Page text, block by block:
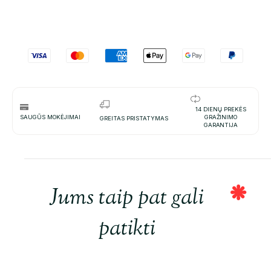
SAUGŪS MOKĖJIMAI GREITAS PRISTATYMAS
14 DIENŲ PREKĖS
GRAŽINIMO
GARANTIJA
Jums taip pat gali
patikti